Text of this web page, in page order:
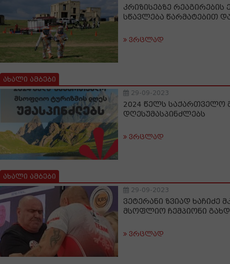
კრიზისებზე
სწავლება წარმატებით
ვრცლად
ახალი ამბები
29-09-2023
2024 წელს საქართველო
დღესუმასპინძლებს
ვრცლად
ახალი ამბები
29-09-2023
ვეტერანი ზვიად ხაჩიძე
მსოფლიო ჩემპიონი
ვრცლად